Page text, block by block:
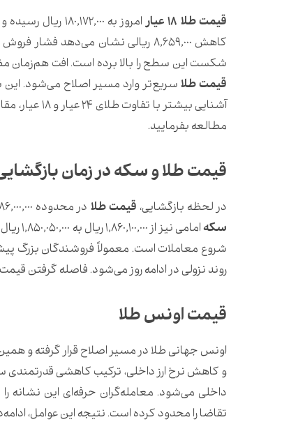
قیمت طلا 18 عیار
شکست این سطح را بالا برده است. افت هم‌زمان
قیمت طلا سریع‌تر وارد مسیر اصلاح می‌شود. این
آشنایی بیشتر با تفاوت طلای 24 عیار و 18 عیار، مقاله
مطالعه بفرمایید.
قیمت طلا و سکه در زمان بازگشایی
در لحظه بازگشایی، قیمت طلا در محدوده 186,000,000 ریال قرار داشت اما خیلی سریع به 180,172,000 ریال کاهش یافت.
سکه
امامی
شروع معاملات است. معمولاً فروشندگان بزرگ
روند نزولی در ادامه روز می‌شود. فاصله گرفتن
قیمت اونس طلا
اونس جهانی طلا در مسیر اصلاح قرار گرفته و
و کاهش نرخ ارز داخلی، ترکیب کاهشی قدرتمندی
داخلی می‌شود. معامله‌گران حرفه‌ای این نشانه
تقاضا را محدود کرده است. نتیجه این عوامل،